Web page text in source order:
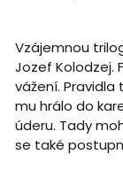
Vzájemnou
Jozef Kolodzej.
vážení.
mu hrálo do
úderu. Tady
se také